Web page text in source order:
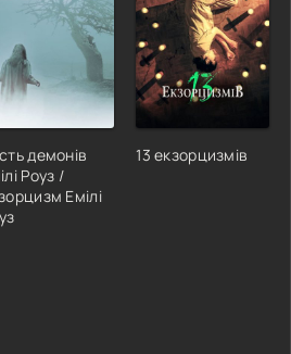
демонів
Роуз /
Емілі
13 екзорцизмів